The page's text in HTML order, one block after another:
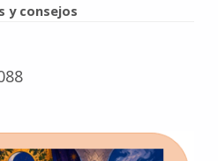
y consejos